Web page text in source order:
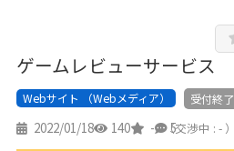
ゲームレビューサービス
Webサイト （Webメディア） 受付終了
2022/01/18 140 - 5
（交渉中 : - ）